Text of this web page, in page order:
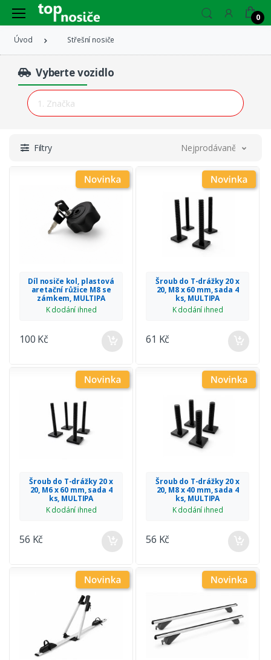
0
Úvod Střešní nosiče
Vyberte vozidlo
Filtry Nejprodávanější
Díl nosiče kol, plastová
aretační růžice M8 se
zámkem, MULTIPA
K dodání ihned
100 Kč
Šroub do T-drážky 20 x
20, M8 x 60 mm, sada 4
ks, MULTIPA
K dodání ihned
61 Kč
Šroub do T-drážky 20 x
20, M6 x 60 mm, sada 4
ks, MULTIPA
K dodání ihned
56 Kč
Šroub do T-drážky 20 x
20, M8 x 40 mm, sada 4
ks, MULTIPA
K dodání ihned
56 Kč